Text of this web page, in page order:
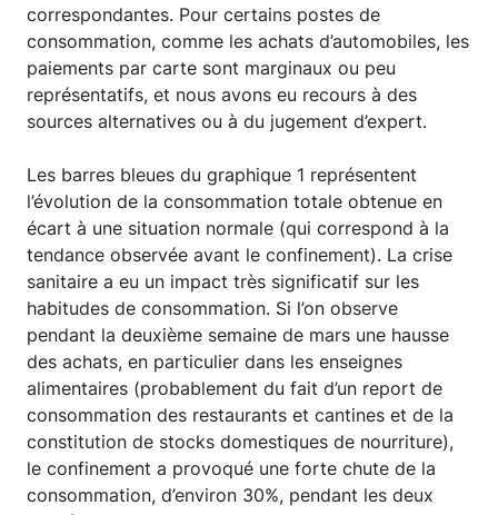
correspondantes. Pour certains postes de
consommation, comme les achats d’automobiles, les
paiements par carte sont marginaux ou peu
représentatifs, et nous avons eu recours à des
sources alternatives ou à du jugement d’expert.
Les barres bleues du graphique 1 représentent
l’évolution de la consommation totale obtenue en
écart à une situation normale (qui correspond à la
tendance observée avant le confinement). La crise
sanitaire a eu un impact très significatif sur les
habitudes de consommation. Si l’on observe
pendant la deuxième semaine de mars une hausse
des achats, en particulier dans les enseignes
alimentaires (probablement du fait d’un report de
consommation des restaurants et cantines et de la
constitution de stocks domestiques de nourriture),
le confinement a provoqué une forte chute de la
consommation, d’environ 30%, pendant les deux